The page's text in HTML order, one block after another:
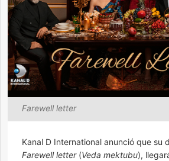
Farewell letter
Kanal D International anunció que su
Farewell letter(Veda mektubu),